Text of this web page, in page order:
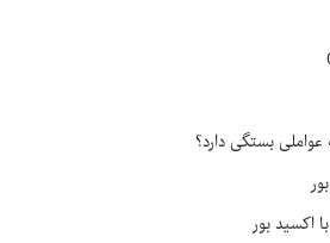
بستگی دارد؟
بور